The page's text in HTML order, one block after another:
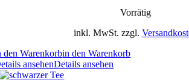
Vorrätig
inkl. MwSt. zzgl.
den Warenkorbin den Warenkorb
ansehenDetails ansehen